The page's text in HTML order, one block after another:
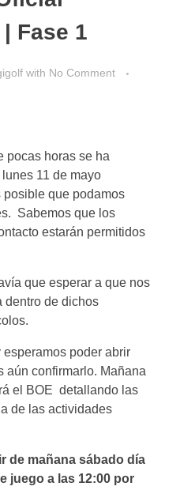
Fase 1
with No Comment
pocas horas se ha
11 de mayo
posible que podamos
Sabemos que los
estarán permitidos
que esperar a que nos
dentro de dichos
poder abrir
aún confirmarlo. Mañana
el BOE detallando las
de las actividades
de mañana sábado día
juego a las 12:00 por